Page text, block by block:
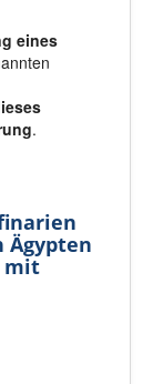
eines
.
Ägypten
mit